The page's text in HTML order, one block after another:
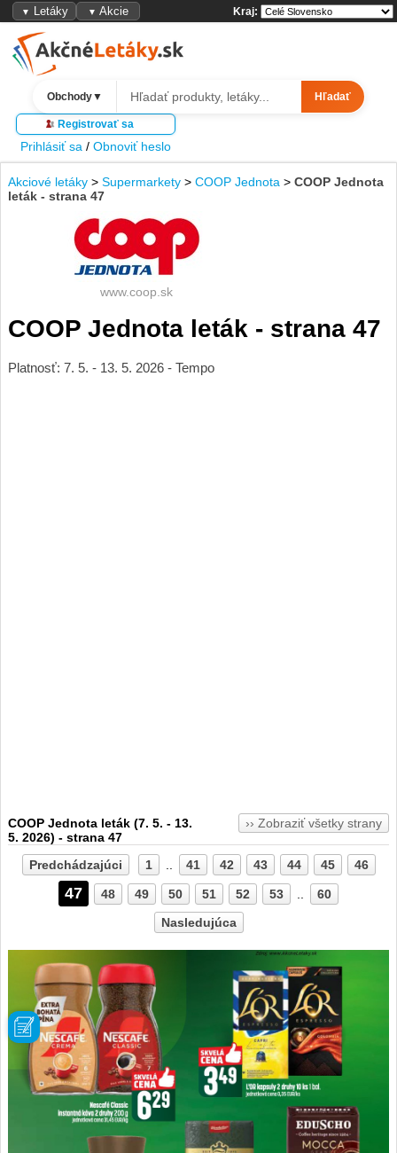
▼ Letáky ▼ Akcie Kraj:
Obchody▼ Hľadať
Registrovať sa
Prihlásiť sa / Obnoviť heslo
Akciové letáky > Supermarkety > COOP Jednota > COOP Jednota
leták - strana 47
www.coop.sk
COOP Jednota leták - strana 47
Platnosť: 7. 5. - 13. 5. 2026 - Tempo
›› Zobraziť všetky strany
COOP Jednota leták (7. 5. - 13.
5. 2026) - strana 47
Predchádzajúci
1 .. 41 42 43 44 45 46
47 48 49 50 51 52 53 ..
60
Nasledujúca